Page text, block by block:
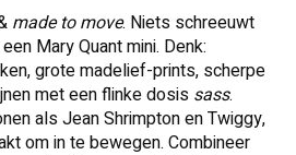
made to move. Niets schreeuwt
Mary Quant mini. Denk:
grote madelief-prints, scherpe
met een flinke dosis sass.
als Jean Shrimpton en Twiggy,
om in te bewegen. Combineer